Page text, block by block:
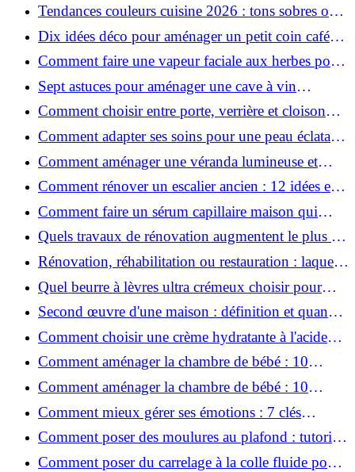
Tendances couleurs cuisine 2026 : tons sobres ou
colorés, que choisir ?
Dix idées déco pour aménager un petit coin café
chez soi
Comment faire une vapeur faciale aux herbes pour
une peau plus saine et rajeunie ?
Sept astuces pour aménager une cave à vin
naturelle chez soi
Comment choisir entre porte, verrière et cloison
coulissante pour séparer vos pièces ?
Comment adapter ses soins pour une peau éclatante
en hiver ?
Comment aménager une véranda lumineuse et
conviviale : 12 idées déco
Comment rénover un escalier ancien : 12 idées et
astuces faciles pas à pas
Comment faire un sérum capillaire maison qui
stimule réellement la pousse des cheveux ?
Quels travaux de rénovation augmentent le plus la
valeur d'une maison pour la revente ?
Rénovation, réhabilitation ou restauration : laquelle
convient le mieux à mon logement ?
Quel beurre à lèvres ultra crémeux choisir pour
lèvres sèches et gercées?
Second œuvre d'une maison : définition et quand
le réaliser
Comment choisir une crème hydratante à l'acide
hyaluronique et niacinamide ?
Comment aménager la chambre de bébé : 10
conseils sécurité, déco et rangement
Comment aménager la chambre de bébé : 10
conseils sécurité, déco et rangement
Comment mieux gérer ses émotions : 7 clés
pratiques
Comment poser des moulures au plafond : tutoriel
vidéo pas à pas ?
Comment poser du carrelage à la colle fluide pour